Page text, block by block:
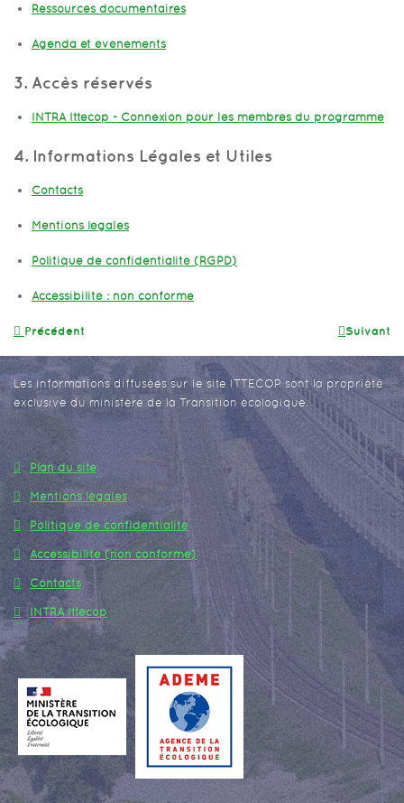
Ressources documentaires
Agenda et événements
3. Accès réservés
INTRA Ittecop - Connexion pour les membres du programme
4. Informations Légales et Utiles
Contacts
Mentions légales
Politique de confidentialité (RGPD)
Accessibilité : non conforme
Précédent Suivant
Les informations diffusées sur le site ITTECOP sont la propriété
exclusive du ministère de la Transition écologique.
Plan du site
Mentions légales
Politique de confidentialité
Accessibilité (non conforme)
Contacts
INTRA Ittecop